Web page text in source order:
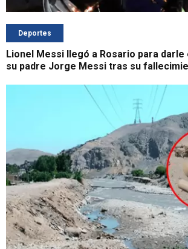
Deportes
Lionel Messi llegó a Rosario para darle
su padre Jorge Messi tras su